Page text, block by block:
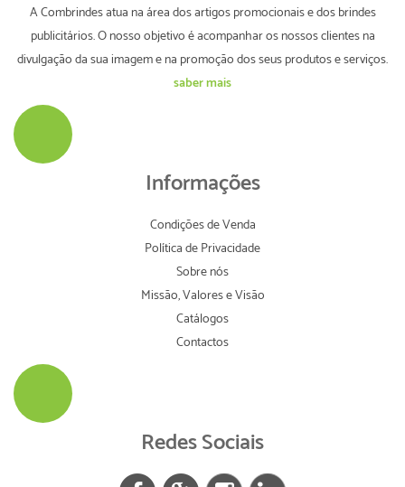
A Combrindes atua na área dos artigos promocionais e dos brindes
publicitários. O nosso objetivo é acompanhar os nossos clientes na
divulgação da sua imagem e na promoção dos seus produtos e serviços.
saber mais
Informações
Condições de Venda
Política de Privacidade
Sobre nós
Missão, Valores e Visão
Catálogos
Contactos
Redes Sociais